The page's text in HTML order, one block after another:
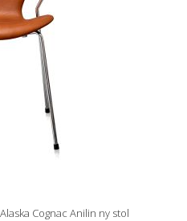
Cognac Anilin ny stol